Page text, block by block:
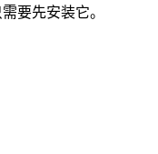
要先安装它。